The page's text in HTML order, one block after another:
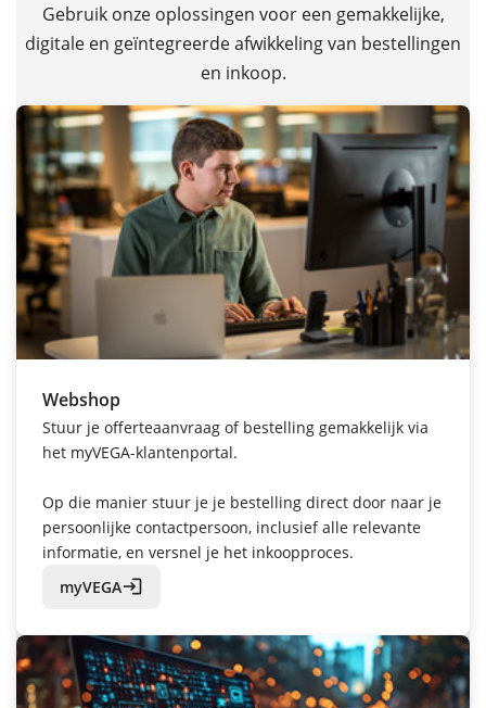
Gebruik onze oplossingen voor een gemakkelijke,
digitale en geïntegreerde afwikkeling van bestellingen
en inkoop.
Webshop
Stuur je offerteaanvraag of bestelling gemakkelijk via
het myVEGA-klantenportal.
Op die manier stuur je je bestelling direct door naar je
persoonlijke contactpersoon, inclusief alle relevante
informatie, en versnel je het inkoopproces.
myVEGAlogin